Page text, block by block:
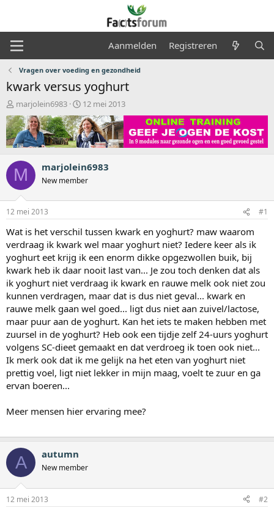
Aanmelden Registreren
Vragen over voeding en gezondheid
kwark versus yoghurt
O
n
d
e
r
w
e
r
p
s
t
r
t
e
r
marjolein6983
S
t
a
r
t
a
t
m
12 mei 2013
M marjolein6983
New member
12 mei 2013 #1
Wat is het verschil tussen kwark en yoghurt? maw waarom
verdraag ik kwark wel maar yoghurt niet? Iedere keer als ik
yoghurt eet krijg ik een enorm dikke opgezwollen buik, bij
kwark heb ik daar nooit last van... Je zou toch denken dat als
ik yoghurt niet verdraag ik kwark en rauwe melk ook niet zou
kunnen verdragen, maar dat is dus niet geval... kwark en
rauwe melk gaan wel goed... ligt dus niet aan zuivel/lactose,
maar puur aan de yoghurt. Kan het iets te maken hebben met
zuursel in de yoghurt? Heb ook een tijdje zelf 24-uurs yoghurt
volgens SC-dieet gemaakt en dat verdroeg ik toen ook niet...
Ik merk ook dat ik me gelijk na het eten van yoghurt niet
prettig voel, ligt niet lekker in mijn maag, voelt te zuur en ga
ervan boeren...
Meer mensen hier ervaring mee?
A autumn
New member
12 mei 2013 #2